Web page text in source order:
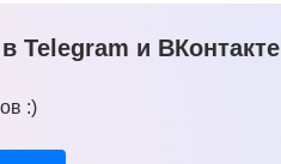
Telegram и ВКонтакте
:)